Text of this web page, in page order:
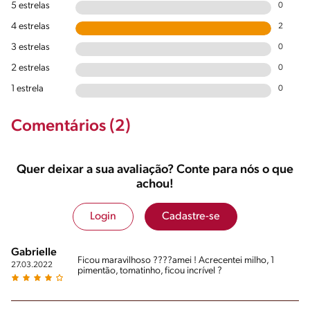
5 estrelas 0
4 estrelas 2
3 estrelas 0
2 estrelas 0
1 estrela 0
Comentários (2)
Quer deixar a sua avaliação? Conte para nós o que
achou!
Login Cadastre-se
Gabrielle
27.03.2022
Ficou maravilhoso ????amei ! Acrecentei milho, 1
pimentão, tomatinho, ficou incrível ?